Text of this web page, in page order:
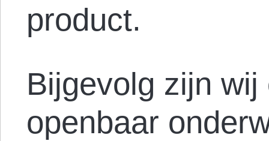
product.
Bijgevolg zijn
openbaar